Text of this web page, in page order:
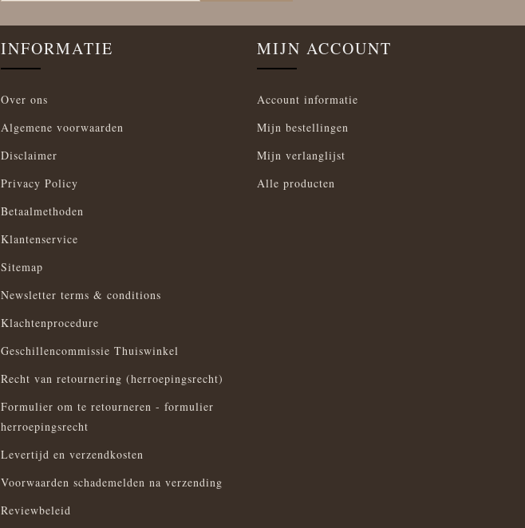
INFORMATIE
Over ons
Algemene voorwaarden
Disclaimer
Privacy Policy
Betaalmethoden
Klantenservice
Sitemap
Newsletter terms & conditions
Klachtenprocedure
Geschillencommissie Thuiswinkel
Recht van retournering (herroepingsrecht)
Formulier om te retourneren - formulier
herroepingsrecht
Levertijd en verzendkosten
Voorwaarden schademelden na verzending
Reviewbeleid
MIJN ACCOUNT
Account informatie
Mijn bestellingen
Mijn verlanglijst
Alle producten